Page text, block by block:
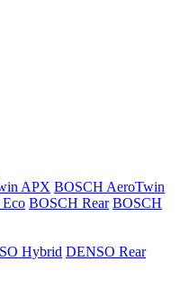
APX BOSCH AeroTwin
BOSCH Rear BOSCH
Hybrid DENSO Rear